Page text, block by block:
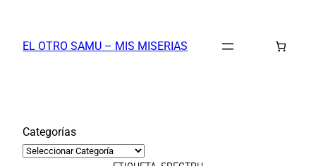
contenido
EL OTRO SAMU – MIS MISERIAS
Categorías